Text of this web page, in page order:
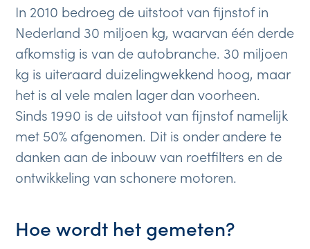
In 2010 bedroeg de uitstoot van fijnstof in
Nederland 30 miljoen kg, waarvan één derde
afkomstig is van de autobranche. 30 miljoen
kg is uiteraard duizelingwekkend hoog, maar
het is al vele malen lager dan voorheen.
Sinds 1990 is de uitstoot van fijnstof namelijk
met 50% afgenomen. Dit is onder andere te
danken aan de inbouw van roetfilters en de
ontwikkeling van schonere motoren.
Hoe wordt het gemeten?